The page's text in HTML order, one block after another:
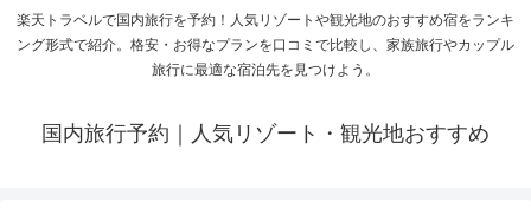
楽天トラベルで国内旅行を予約！人気リゾートや観光地のおすすめ宿をランキ
ング形式で紹介。格安・お得なプランを口コミで比較し、家族旅行やカップル
旅行に最適な宿泊先を見つけよう。
国内旅行予約｜人気リゾート・観光地おすすめ